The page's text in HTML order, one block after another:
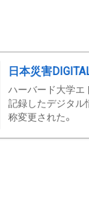
日本災害
ハーバード大学エ
記録したデジタル
称変更された。